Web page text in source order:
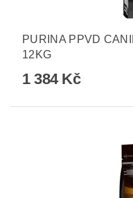
PURINA PPVD
12KG
1 384 Kč